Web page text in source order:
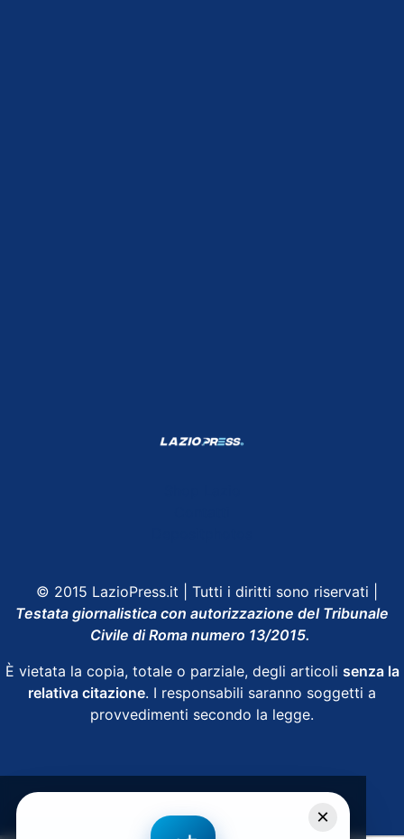
© 2015 LazioPress.it | Tutti i diritti sono riservati |
Testata giornalistica con autorizzazione del Tribunale
Civile di Roma numero 13/2015.
È vietata la copia, totale o parziale, degli articoli senza la
relativa citazione. I responsabili saranno soggetti a
provvedimenti secondo la legge.
×